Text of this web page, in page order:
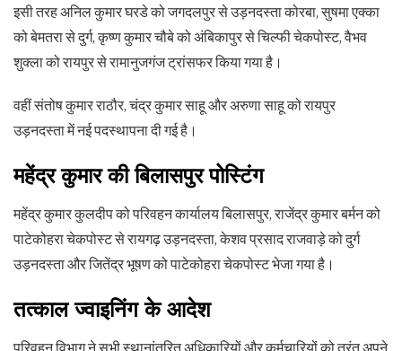
इसी तरह अनिल कुमार घरडे को जगदलपुर से उड़नदस्ता कोरबा, सुषमा एक्का
को बेमतरा से दुर्ग, कृष्ण कुमार चौबे को अंबिकापुर से चिल्फी चेकपोस्ट, वैभव
शुक्ला को रायपुर से रामानुजगंज ट्रांसफर किया गया है।
वहीं संतोष कुमार राठौर, चंद्र कुमार साहू और अरुणा साहू को रायपुर
उड़नदस्ता में नई पदस्थापना दी गई है।
महेंद्र कुमार की बिलासपुर पोस्टिंग
महेंद्र कुमार कुलदीप को परिवहन कार्यालय बिलासपुर, राजेंद्र कुमार बर्मन को
पाटेकोहरा चेकपोस्ट से रायगढ़ उड़नदस्ता, केशव प्रसाद राजवाड़े को दुर्ग
उड़नदस्ता और जितेंद्र भूषण को पाटेकोहरा चेकपोस्ट भेजा गया है।
तत्काल ज्वाइनिंग के आदेश
परिवहन विभाग ने सभी स्थानांतरित अधिकारियों और कर्मचारियों को तुरंत अपने